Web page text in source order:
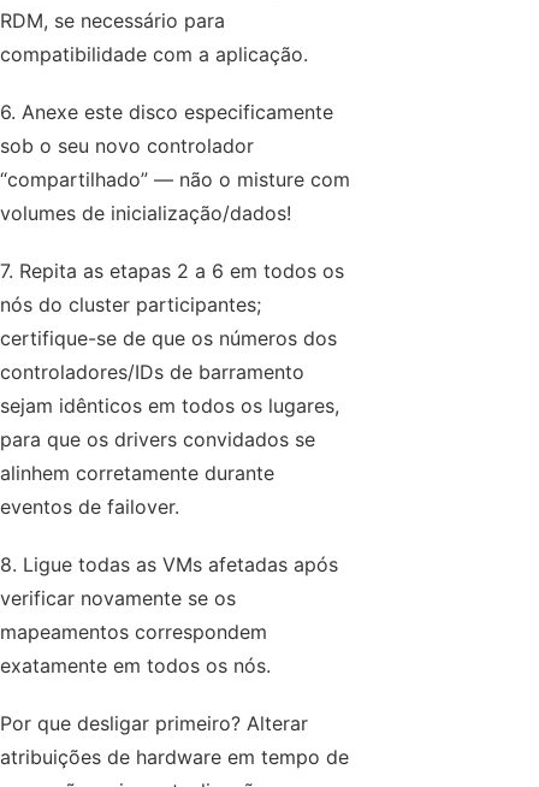
RDM, se necessário para
compatibilidade com a aplicação.
6. Anexe este disco especificamente
sob o seu novo controlador
“compartilhado” — não o misture com
volumes de inicialização/dados!
7. Repita as etapas 2 a 6 em todos os
nós do cluster participantes;
certifique-se de que os números dos
controladores/IDs de barramento
sejam idênticos em todos os lugares,
para que os drivers convidados se
alinhem corretamente durante
eventos de failover.
8. Ligue todas as VMs afetadas após
verificar novamente se os
mapeamentos correspondem
exatamente em todos os nós.
Por que desligar primeiro? Alterar
atribuições de hardware em tempo de